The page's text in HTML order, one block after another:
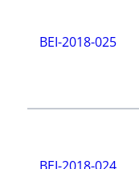
BEI-2018-025
BEI-2018-024